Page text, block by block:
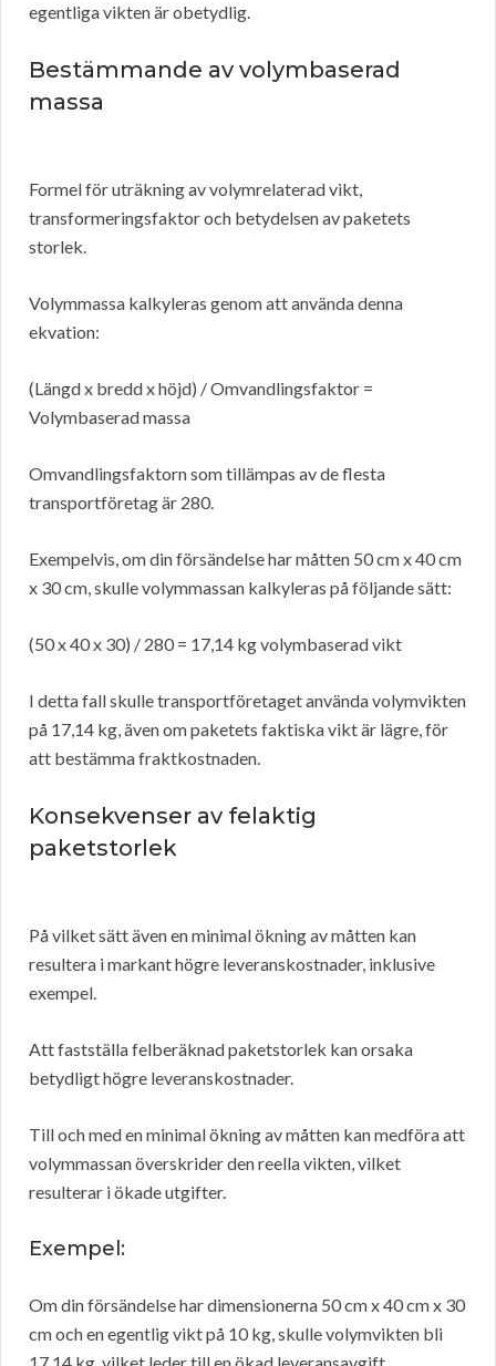
egentliga vikten är obetydlig.
Bestämmande av volymbaserad
massa
Formel för uträkning av volymrelaterad vikt,
transformeringsfaktor och betydelsen av paketets
storlek.
Volymmassa kalkyleras genom att använda denna
ekvation:
(Längd x bredd x höjd) / Omvandlingsfaktor =
Volymbaserad massa
Omvandlingsfaktorn som tillämpas av de flesta
transportföretag är 280.
Exempelvis, om din försändelse har måtten 50 cm x 40 cm
x 30 cm, skulle volymmassan kalkyleras på följande sätt:
(50 x 40 x 30) / 280 = 17,14 kg volymbaserad vikt
I detta fall skulle transportföretaget använda volymvikten
på 17,14 kg, även om paketets faktiska vikt är lägre, för
att bestämma fraktkostnaden.
Konsekvenser av felaktig
paketstorlek
På vilket sätt även en minimal ökning av måtten kan
resultera i markant högre leveranskostnader, inklusive
exempel.
Att fastställa felberäknad paketstorlek kan orsaka
betydligt högre leveranskostnader.
Till och med en minimal ökning av måtten kan medföra att
volymmassan överskrider den reella vikten, vilket
resulterar i ökade utgifter.
Exempel:
Om din försändelse har dimensionerna 50 cm x 40 cm x 30
cm och en egentlig vikt på 10 kg, skulle volymvikten bli